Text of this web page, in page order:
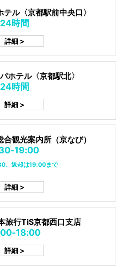
ル〈京都駅前中央口〉
24時間
詳細 >
ホテル〈京都駅北〉
24時間
詳細 >
観光案内所（京なび）
19:00
、返却は19:00まで
詳細 >
旅行TiS京都西口支店
18:00
詳細 >